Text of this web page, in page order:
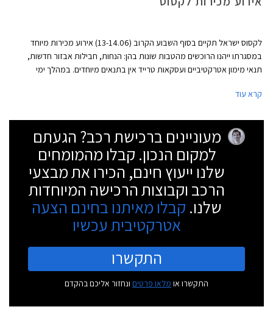
לקסוס ישראל תקיים בסוף השבוע הקרוב (13-14.06) אירוע מכירות מיוחד
במסגרתו ייהנו הרוכשים מהטבות שונות בהן: הנחות, חבילות אבזור חדשות,
תנאי מימון אטרקטיביים ועסקאות טרייד אין בתנאים מיוחדים. במהלך ימי
מתערוכת המיחזור "אישפח" של האמן רונן וסרמן. המבצע יתקיים באולמות
9:00 ויום ו' 15:00 - 8:30.
קרא עוד
מעוניינים ברכישת רכב? הגעתם
למקום הנכון. קבלו מהמומחים
שלנו ייעוץ חינם, הכירו את מבצעי
הרכב וקבוצות הרכישה המיוחדות
שלנו. קבלו מאיתנו בחינם הצעה
אטרקטיבית עכשיו
התקשרו
התקשרו או מלאו פרטים ונחזור אליכם בהקדם